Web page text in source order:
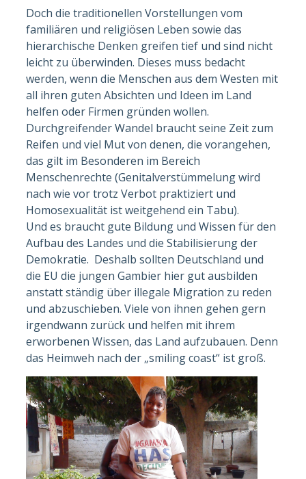
Doch die traditionellen Vorstellungen vom
familiären und religiösen Leben sowie das
hierarchische Denken greifen tief und sind nicht
leicht zu überwinden. Dieses muss bedacht
werden, wenn die Menschen aus dem Westen mit
all ihren guten Absichten und Ideen im Land
helfen oder Firmen gründen wollen.
Durchgreifender Wandel braucht seine Zeit zum
Reifen und viel Mut von denen, die vorangehen,
das gilt im Besonderen im Bereich
Menschenrechte (Genitalverstümmelung wird
nach wie vor trotz Verbot praktiziert und
Homosexualität ist weitgehend ein Tabu).
Und es braucht gute Bildung und Wissen für den
Aufbau des Landes und die Stabilisierung der
Demokratie. Deshalb sollten Deutschland und
die EU die jungen Gambier hier gut ausbilden
anstatt ständig über illegale Migration zu reden
und abzuschieben. Viele von ihnen gehen gern
irgendwann zurück und helfen mit ihrem
erworbenen Wissen, das Land aufzubauen. Denn
das Heimweh nach der „smiling coast“ ist groß.